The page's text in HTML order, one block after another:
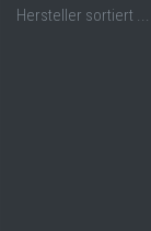
Hersteller sortiert ...